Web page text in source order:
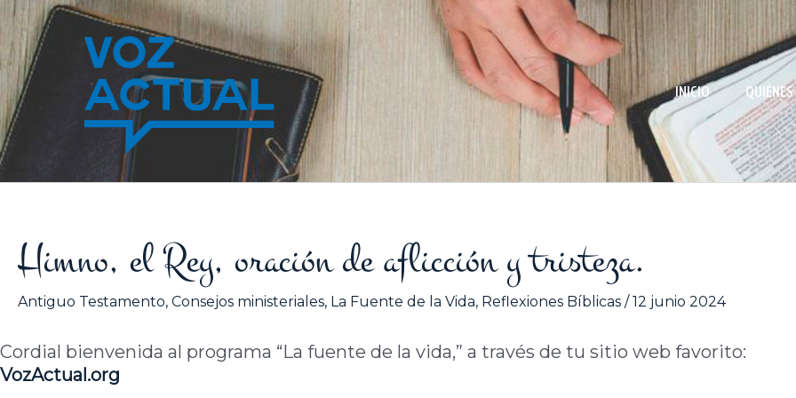
contenido
INICIO
Himno, el Rey, oración de aflicción y tristeza.
Antiguo Testamento, Consejos ministeriales, La Fuente de la Vida, Reflexiones Bíblicas /12 junio 2024
Cordial bienvenida al programa “La fuente de la vida,” a través de tu sitio web favorito:
VozActual.org